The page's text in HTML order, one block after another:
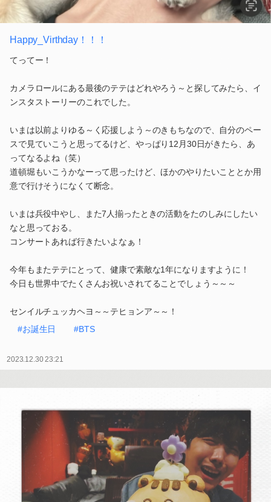
Happy_Virthday！！！
てってー！
カメラロールにある最後のテテはどれやろう～と探してみたら、イ
ンスタストーリーのこれでした。
いまは以前よりゆる～く応援しよう～のきもちなので、自分のペー
スで見ていこうと思ってるけど、やっぱり12月30日がきたら、あ
ってなるよね（笑）
道頓堀もいこうかなーって思ったけど、ほかのやりたいこととか用
意で行けそうになくて断念。
いまは兵役中やし、また7人揃ったときの活動をたのしみにしたい
なと思っておる。
コンサートあれば行きたいよなぁ！
今年もまたテテにとって、健康で素敵な1年になりますように！
今日も世界中でたくさんお祝いされてることでしょう～～～
センイルチュッカヘヨ～～テヒョンア～～！
#お誕生日
#BTS
2023.12.30 23:21